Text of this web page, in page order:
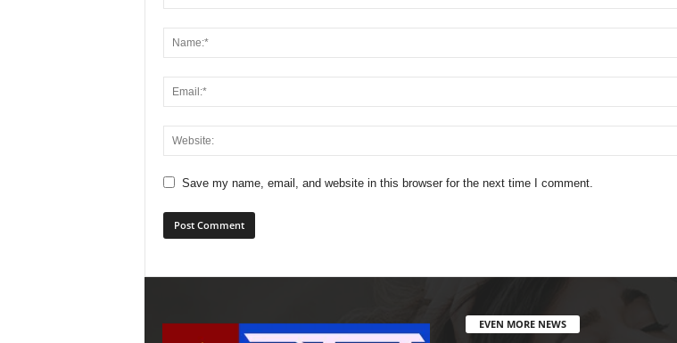
Save my name, email, and website in this browser for the next time I comment.
EVEN MORE NEWS